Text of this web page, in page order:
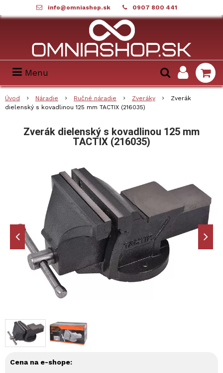
info@omniashop.sk 0907 800 441
Menu
Úvod Náradie Ručné náradie Zveráky
Zverák
dielenský s kovadlinou 125 mm TACTIX (216035)
Zverák dielenský s kovadlinou 125 mm
TACTIX (216035)
Cena na e-shope: